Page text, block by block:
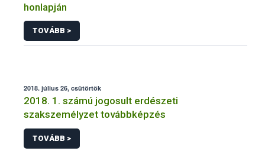
honlapján
TOVÁBB >
2018. július 26, csütörtök
2018. 1. számú jogosult erdészeti
szakszemélyzet továbbképzés
TOVÁBB >